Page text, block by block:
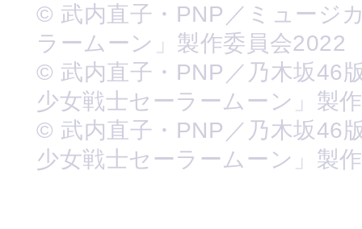
© 武内直子・PNP／ミュージ
ラームーン」製作委員会2022
© 武内直子・PNP／乃木坂46
少女戦士セーラームーン」製
© 武内直子・PNP／乃木坂46
少女戦士セーラームーン」製